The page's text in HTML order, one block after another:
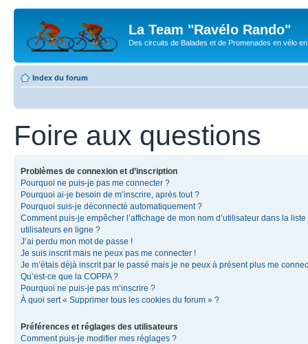
La Team "Ravélo Rando"
Des circuits de Balades et de Promenades en vélo
Index du forum
Foire aux questions
Problèmes de connexion et d’inscription
Pourquoi ne puis-je pas me connecter ?
Pourquoi ai-je besoin de m’inscrire, après tout ?
Pourquoi suis-je déconnecté automatiquement ?
Comment puis-je empêcher l’affichage de mon nom d’utilisateur dans la liste
utilisateurs en ligne ?
J’ai perdu mon mot de passe !
Je suis inscrit mais ne peux pas me connecter !
Je m’étais déjà inscrit par le passé mais je ne peux à présent plus me
Qu’est-ce que la COPPA ?
Pourquoi ne puis-je pas m’inscrire ?
À quoi sert « Supprimer tous les cookies du forum » ?
Préférences et réglages des utilisateurs
Comment puis-je modifier mes réglages ?